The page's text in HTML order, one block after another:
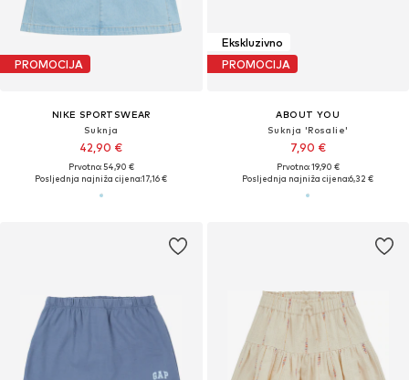
PROMOCIJA
NIKE SPORTSWEAR
Suknja
42,90 €
Prvotno: 54,90 €
Posljednja najniža cijena:17,16 €
Ekskluzivno
PROMOCIJA
ABOUT YOU
Suknja 'Rosalie'
7,90 €
Prvotno: 19,90 €
Posljednja najniža cijena:6,32 €